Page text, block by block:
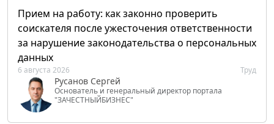
Прием на работу: как законно проверить
соискателя после ужесточения ответственности
за нарушение законодательства о персональных
данных
6 августа 2026 Труд
Русанов Сергей
Основатель и генеральный директор портала
"ЗАЧЕСТНЫЙБИЗНЕС"